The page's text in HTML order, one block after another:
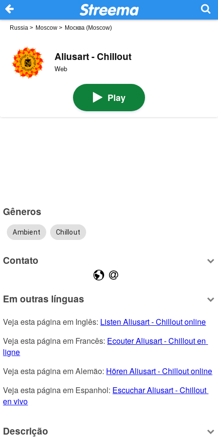
Russia > Moscow > Москва (Moscow)
Aliusart - Chillout
Web
Play
Gêneros
Ambient Chillout
Contato
Em outras línguas
Veja esta página em Inglês: Listen Aliusart - Chillout online
Veja esta página em Francês: Ecouter Aliusart - Chillout en
ligne
Veja esta página em Alemão: Hören Aliusart - Chillout online
Veja esta página em Espanhol: Escuchar Aliusart - Chillout
en vivo
Descrição